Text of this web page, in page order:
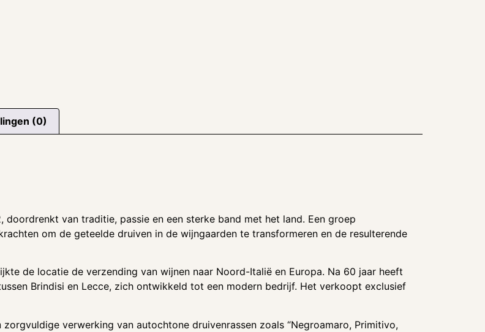
(0)
van traditie, passie en een sterke band met het land. Een groep
om de geteelde druiven in de wijngaarden te transformeren en de resulterende
de locatie de verzending van wijnen naar Noord-Italië en Europa. Na 60 jaar heeft
Brindisi en Lecce, zich ontwikkeld tot een modern bedrijf. Het verkoopt exclusief
verwerking van autochtone druivenrassen zoals “Negroamaro, Primitivo,